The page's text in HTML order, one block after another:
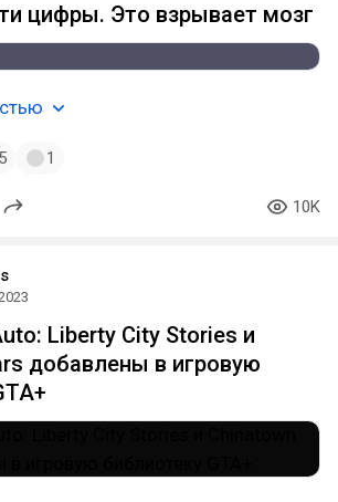
цифры. Это взрывает мозг
5 1
10K
Liberty City Stories и
добавлены в игровую